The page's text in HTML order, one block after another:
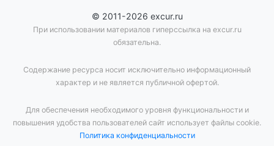
© 2011-2026 excur.ru
При использовании материалов гиперссылка на excur.ru
обязательна.
Содержание ресурса носит исключительно информационный
характер и не является публичной офертой.
Для обеспечения необходимого уровня функциональности и
повышения удобства пользователей сайт использует файлы cookie.
Политика конфиденциальности